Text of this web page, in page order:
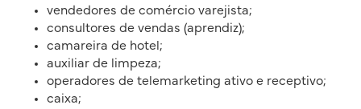
vendedores de comércio varejista;
consultores de vendas (aprendiz);
camareira de hotel;
auxiliar de limpeza;
operadores de telemarketing ativo e receptivo;
caixa;